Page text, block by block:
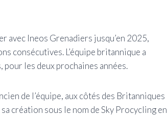
avec Ineos Grenadiers jusqu’en 2025,
consécutives. L’équipe britannique a
les deux prochaines années.
de l’équipe, aux côtés des Britanniques
création sous le nom de Sky Procycling en